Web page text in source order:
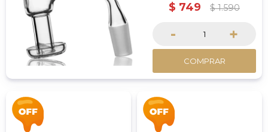
$ 749 $ 1.590
- +
COMPRAR